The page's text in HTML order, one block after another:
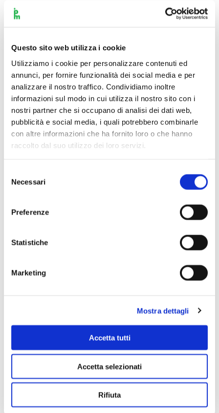
Questo sito web utilizza i cookie
Utilizziamo i cookie per personalizzare contenuti ed
annunci, per fornire funzionalità dei social media e per
analizzare il nostro traffico. Condividiamo inoltre
informazioni sul modo in cui utilizza il nostro sito con i
nostri partner che si occupano di analisi dei dati web,
pubblicità e social media, i quali potrebbero combinarle
con altre informazioni che ha fornito loro o che hanno
raccolto dal suo utilizzo dei loro servizi.
delNecessari
Preferenze
Statistiche
Marketing
Mostra dettagli
Accetta tutti
Accetta selezionati
Rifiuta